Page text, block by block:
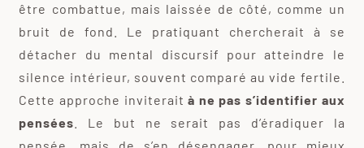
être combattue, mais laissée de côté, comme un
bruit de fond. Le pratiquant chercherait à se
détacher du mental discursif pour atteindre le
silence intérieur, souvent comparé au vide fertile.
Cette approche inviteraità ne pas s’identifier aux
pensées . Le but ne serait pas d’éradiquer la